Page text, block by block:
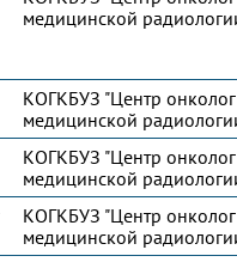
медицинской
КОГКБУЗ "Центр
медицинской
КОГКБУЗ "Центр
медицинской
КОГКБУЗ "Центр
медицинской